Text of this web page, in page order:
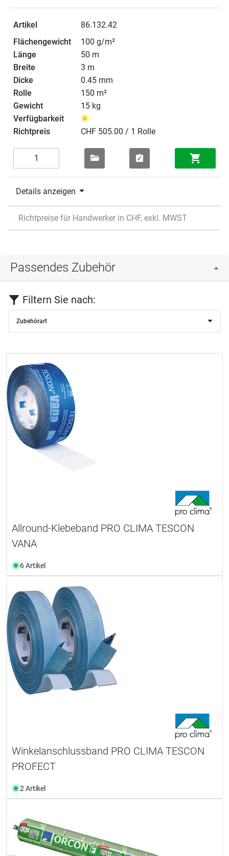
86.132.42
100 g/m²
50 m
3 m
0.45 mm
150 m²
15 kg
CHF 505.00 / 1 Rolle
Details anzeigen
Richtpreise für Handwerker in CHF, exkl. MWST
Passendes Zubehör
Filtern Sie nach:
Zubehörart
Allround-Klebeband PRO CLIMA TESCON
VANA
6 Artikel
Winkelanschlussband PRO CLIMA TESCON
PROFECT
2 Artikel